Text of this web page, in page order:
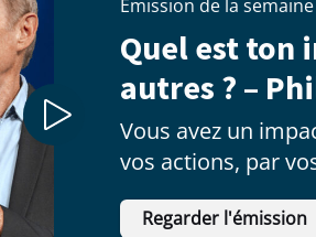
Émission de la semaine
Quel est ton
autres ? –
Vous avez un
vos actions, par
décisions.
Regarder l'émission